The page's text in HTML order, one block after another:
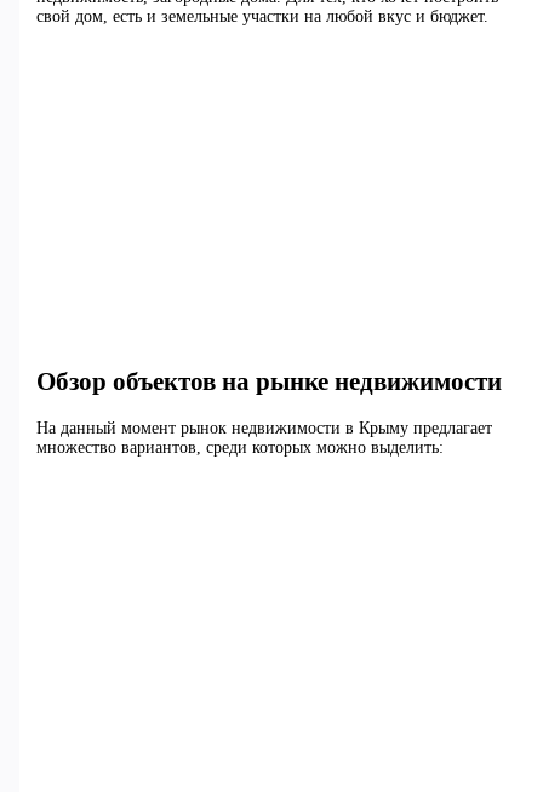
свой дом, есть и земельные участки на любой вкус и бюджет.
Обзор объектов на рынке недвижимости
На данный момент рынок недвижимости в Крыму предлагает
множество вариантов, среди которых можно выделить: